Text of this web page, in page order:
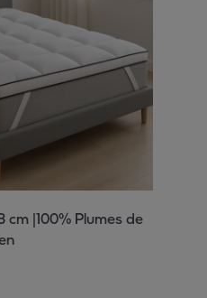
|100% Plumes de